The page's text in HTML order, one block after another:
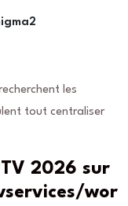
les
tout centraliser
2026 sur
wor